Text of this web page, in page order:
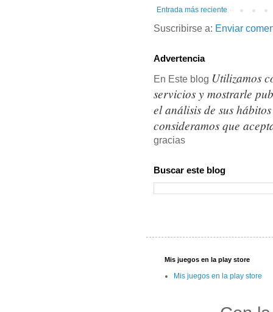
Entrada más reciente
Suscribirse a: Enviar
Advertencia
En Este blog Utilizamos
servicios y mostrarle
el análisis de sus
consideramos que
gracias
Buscar este blog
Mis juegos en la play store
Mis juegos en la play store